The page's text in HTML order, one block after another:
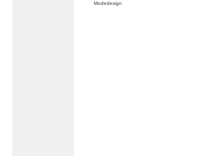
Modedesign